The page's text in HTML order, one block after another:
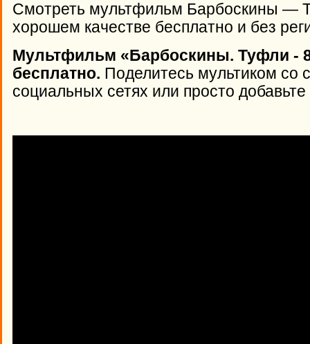
Смотреть мультфильм Барбоскины —
хорошем качестве бесплатно и без
Мультфильм «Барбоскины. Туфли -
бесплатно. Поделитесь мультиком со
социальных сетях или просто добавьте